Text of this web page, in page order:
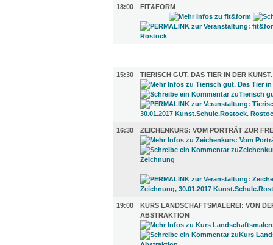
18:00
FIT&FORM
15:30
TIERISCH GUT. DAS TIER IN DER KUNST.
16:30 ZEICHENKURS: VOM PORTRÄT ZUR
19:00
KURS LANDSCHAFTSMALEREI: VON
ABSTRAKTION